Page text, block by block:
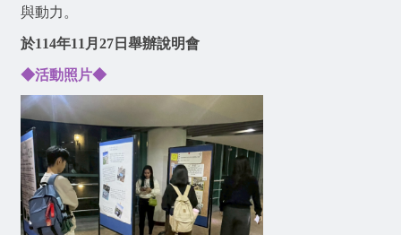
與動力。
於114年11月27日舉辦說明會
◆活動照片◆